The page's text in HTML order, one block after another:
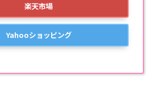
楽天市場
Yahooショッピング